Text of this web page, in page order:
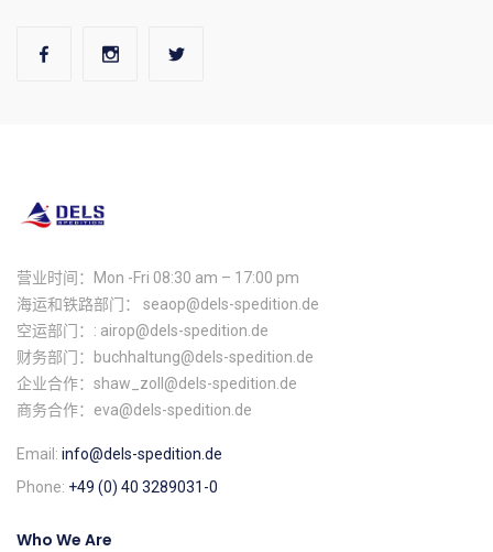
营业时间：Mon -Fri 08:30 am – 17:00 pm
海运和铁路部门： seaop@dels-spedition.de
空运部门：: airop@dels-spedition.de
财务部门：buchhaltung@dels-spedition.de
企业合作：shaw_zoll@dels-spedition.de
商务合作：eva@dels-spedition.de
Email: info@dels-spedition.de
Phone: +49 (0) 40 3289031-0
Who We Are